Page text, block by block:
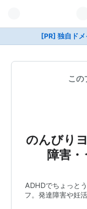
[PR] 独自ド
この
のんびり
障害
ADHDでちょっと
フ。発達障害や妊